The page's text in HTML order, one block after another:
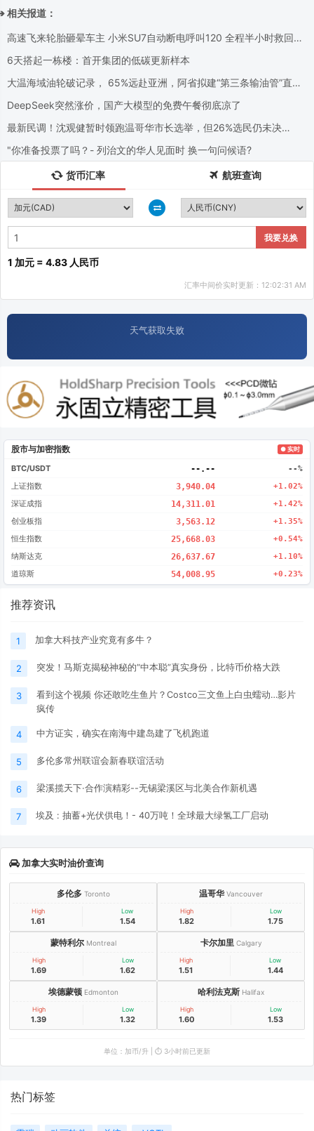
相关报道：
高速飞来轮胎砸晕车主 小米SU7自动断电呼叫120 全程半小时救回一
6天搭起一栋楼：首开集团的低碳更新样本
大温海域油轮破记录， 65%远赴亚洲，阿省拟建“第三条输油管”直达
DeepSeek突然涨价，国产大模型的免费午餐彻底凉了
最新民调！沈观健暂时领跑温哥华市长选举，但26%选民仍未决
"你准备投票了吗？- 列治⽂的华⼈⻅⾯时 换⼀句问候语?
货币汇率 航班查询
我要兑换
1 加元 = 4.83 人民币
汇率中间价实时更新：12:02:31 AM
天气获取失败
股市与加密指数 ● 实时
BTC/USDT --.-- --%
上证指数 3,940.04 +1.02%
深证成指 14,311.01 +1.42%
创业板指 3,563.12 +1.35%
恒生指数 25,668.03 +0.54%
纳斯达克 26,637.67 +1.10%
道琼斯 54,008.95 +0.23%
推荐资讯
1 加拿大科技产业究竟有多牛？
2 突发！马斯克揭秘神秘的“中本聪”真实身份，比特币价格大跌
3
看到这个视频 你还敢吃生鱼片？Costco三文鱼上白虫蠕动…影片
疯传
4 中方证实，确实在南海中建岛建了飞机跑道
5 多伦多常州联谊会新春联谊活动
6 梁溪揽天下·合作演精彩--无锡梁溪区与北美合作新机遇
7 埃及 : 抽蓄+光伏供电！- 40万吨！全球最大绿氢工厂启动
加拿大实时油价查询
多伦多 Toronto
High
1.61
Low
1.54
温哥华 Vancouver
High
1.82
Low
1.75
蒙特利尔 Montreal
High
1.69
Low
1.62
卡尔加里 Calgary
High
1.51
Low
1.44
埃德蒙顿 Edmonton
High
1.39
Low
1.32
哈利法克斯 Halifax
High
1.60
Low
1.53
单位：加币/升 | ⏱️ 3小时前已更新
热门标签